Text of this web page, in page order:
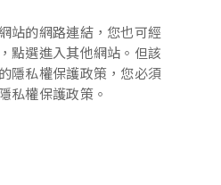
站的網路連結，您也可經
點選進入其他網站。但該
隱私權保護政策，您必須
私權保護政策。